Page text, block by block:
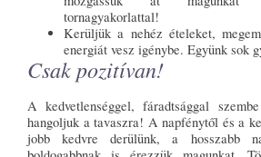
tornagyakorlattal!
Kerüljük a nehéz ételeket,
energiát vesz igénybe. Együnk sok
Csak pozitívan!
A kedvetlenséggel, fáradtsággal
hangoljuk a tavaszra! A napfénytől és a
jobb kedvre derülünk, a hosszabb